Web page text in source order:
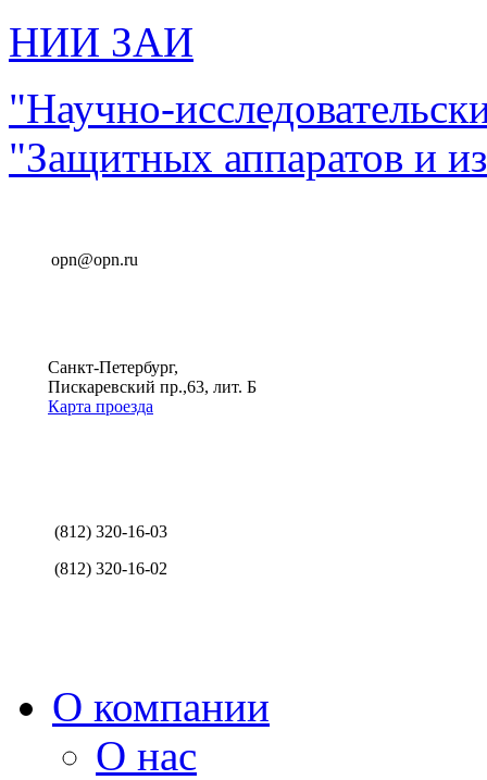
НИИ ЗАИ
"Научно-
"Защитных аппаратов и
opn@opn.ru
Санкт-Петербург,
Пискаревский пр.,63, лит. Б
Карта проезда
(812) 320-16-03
(812) 320-16-02
О компании
О нас